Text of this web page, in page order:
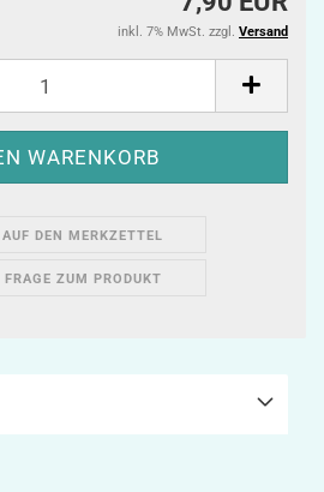
inkl. 7% MwSt. zzgl. Versand
AUF DEN MERKZETTEL
FRAGE ZUM PRODUKT